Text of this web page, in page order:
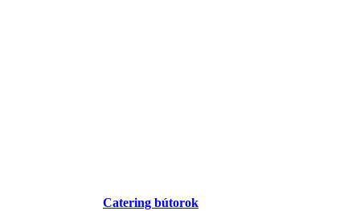
Catering bútorok